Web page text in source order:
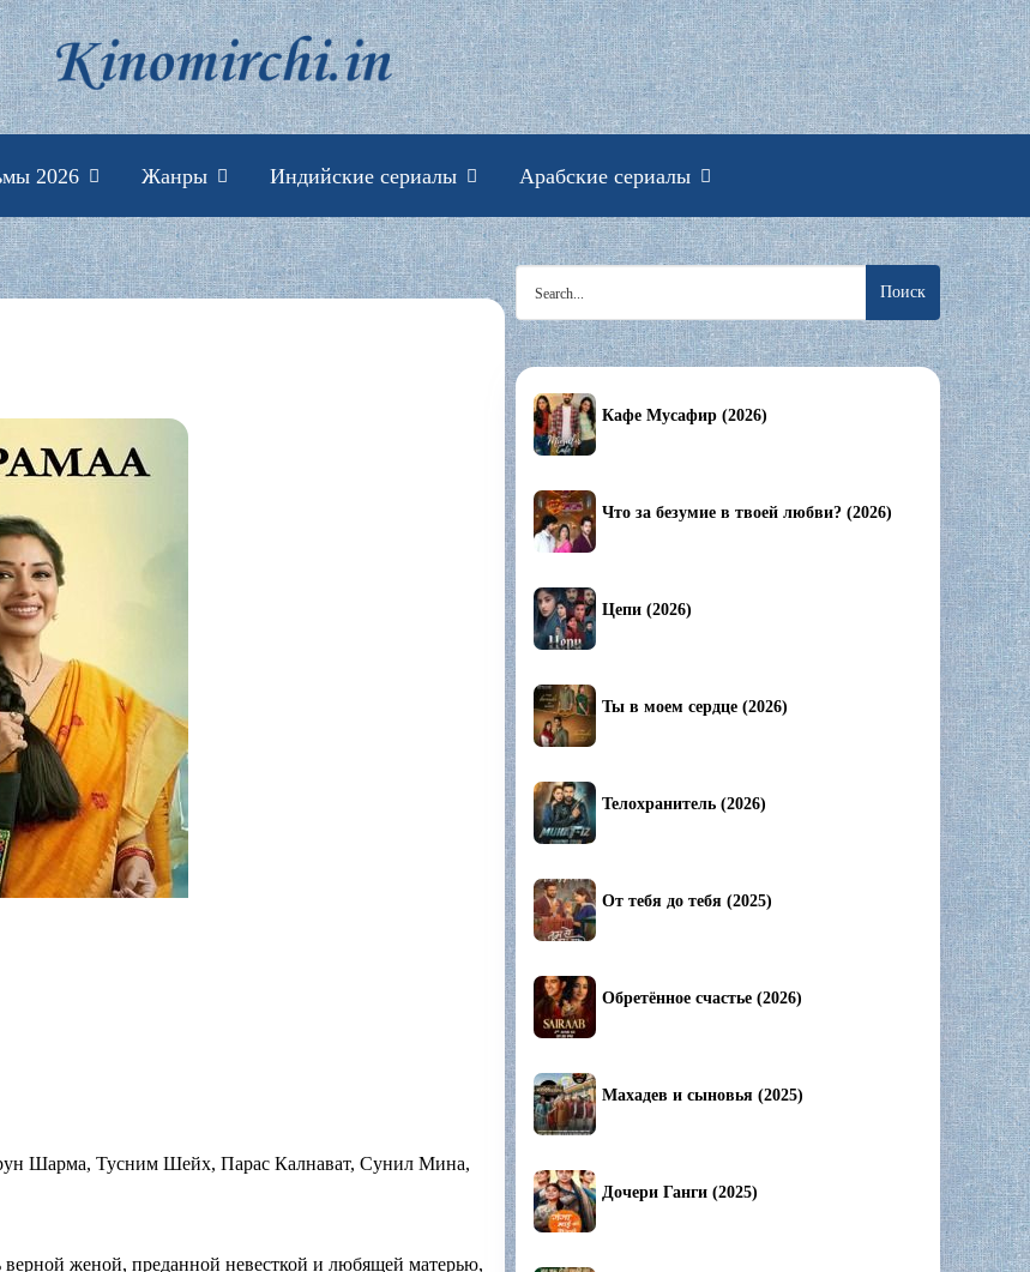
Индийские фильмы смотреть онлайн
2026 Жанры Индийские сериалы Арабские сериалы
Шарма, Тусним Шейх, Парас Калнават, Сунил Мина,
женой, преданной невесткой и любящей матерью,
Search
for:
Кафе Мусафир (2026)
Что за безумие в твоей любви? (2026)
Цепи (2026)
Ты в моем сердце (2026)
Телохранитель (2026)
От тебя до тебя (2025)
Обретённое счастье (2026)
Махадев и сыновья (2025)
Дочери Ганги (2025)